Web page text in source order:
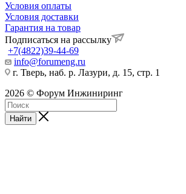
Условия оплаты
Условия доставки
Гарантия на товар
Подписаться на рассылку
+7(4822)39-44-69
info@forumeng.ru
г. Тверь, наб. р. Лазури, д. 15, стр. 1
2026 © Форум Инжиниринг
Найти